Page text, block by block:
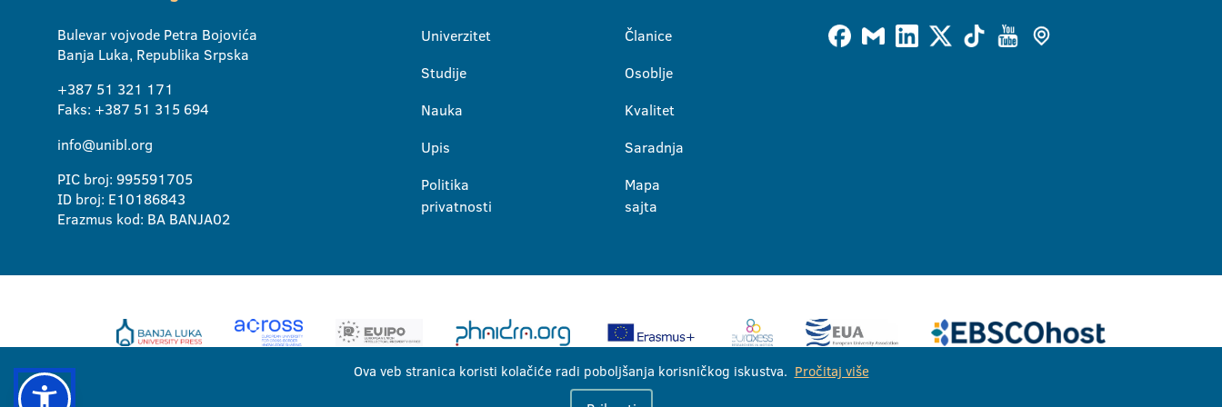
Bulevar vojvode Petra Bojovića
Banja Luka, Republika Srpska
+387 51 321 171
Faks: +387 51 315 694
info@unibl.org
PIC broj: 995591705
ID broj: E10186843
Erazmus kod: BA BANJA02
Univerzitet
Studije
Nauka
Upis
Politika
privatnosti
Članice
Osoblje
Kvalitet
Saradnja
Mapa
sajta
Univerzitet u Banjoj Luci © 2026
Ova veb stranica koristi kolačiće radi poboljšanja korisničkog iskustva. Pročitaj više